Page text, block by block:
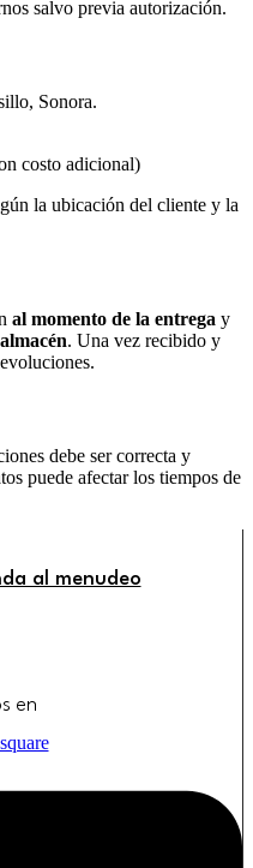
salvo previa autorización.
Sonora.
costo adicional)
la ubicación del cliente y la
al momento de la entrega y
. Una vez recibido y
debe ser correcta y
puede afectar los tiempos de
al menudeo
en